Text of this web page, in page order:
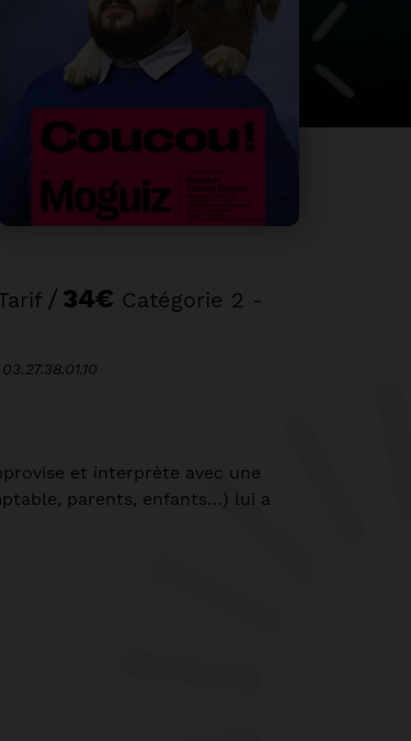
/ 34€ Catégorie 2 -
et interprète avec une
parents, enfants…) lui a